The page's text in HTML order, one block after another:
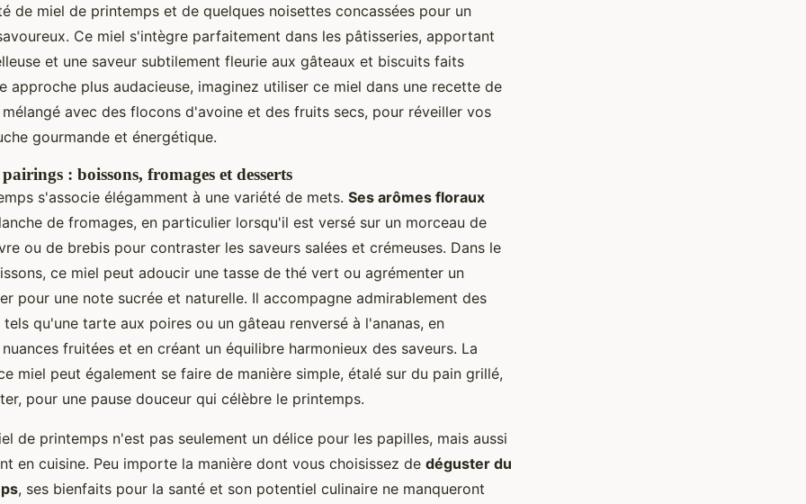
de miel de printemps et de quelques noisettes concassées pour un
Ce miel s'intègre parfaitement dans les pâtisseries, apportant
et une saveur subtilement fleurie aux gâteaux et biscuits faits
approche plus audacieuse, imaginez utiliser ce miel dans une recette de
avec des flocons d'avoine et des fruits secs, pour réveiller vos
gourmande et énergétique.
: boissons, fromages et desserts
s'associe élégamment à une variété de mets. Ses arômes floraux
de fromages, en particulier lorsqu'il est versé sur un morceau de
ou de brebis pour contraster les saveurs salées et crémeuses. Dans le
ce miel peut adoucir une tasse de thé vert ou agrémenter un
pour une note sucrée et naturelle. Il accompagne admirablement des
qu'une tarte aux poires ou un gâteau renversé à l'ananas, en
fruitées et en créant un équilibre harmonieux des saveurs. La
miel peut également se faire de manière simple, étalé sur du pain grillé,
pour une pause douceur qui célèbre le printemps.
de printemps n'est pas seulement un délice pour les papilles, mais aussi
en cuisine. Peu importe la manière dont vous choisissez de déguster du
, ses bienfaits pour la santé et son potentiel culinaire ne manqueront